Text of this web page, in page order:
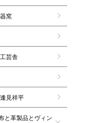
窯
芸舎
見祥平
と革製品とヴィン